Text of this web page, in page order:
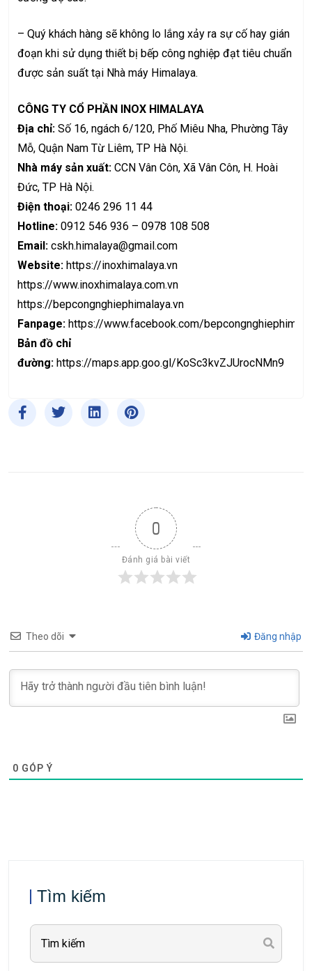
– Quý khách hàng sẽ không lo lắng xảy ra sự cố hay gián
đoạn khi sử dụng thiết bị bếp công nghiệp đạt tiêu chuẩn
được sản suất tại Nhà máy Himalaya.
CÔNG TY CỔ PHẦN INOX HIMALAYA
Địa chỉ: Số 16, ngách 6/120, Phố Miêu Nha, Phường Tây
Mỗ, Quận Nam Từ Liêm, TP Hà Nội.
Nhà máy sản xuất: CCN Vân Côn, Xã Vân Côn, H. Hoài
Đức, TP Hà Nội.
Điện thoại: 0246 296 11 44
Hotline: 0912 546 936 – 0978 108 508
Email: cskh.himalaya@gmail.com
Website: https://inoxhimalaya.vn
https://www.inoxhimalaya.com.vn
https://bepcongnghiephimalaya.vn
Fanpage: https://www.facebook.com/
Bản đồ chỉ
đường: https://maps.app.goo.gl/KoSc3kvZJUrocNMn9
0
Đánh giá bài viết
Theo dõi Đăng nhập
0 GÓP Ý
Tìm kiếm